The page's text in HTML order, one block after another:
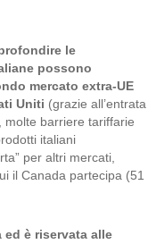
le
possono
mercato extra-UE
Uniti (grazie all’entrata
molte barriere tariffarie
italiani
per altri mercati,
il Canada partecipa (51
è riservata alle